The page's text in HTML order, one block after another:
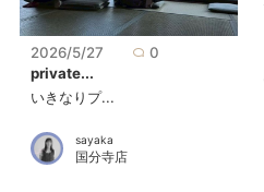
2026/5/27
0
private...
いきなりプ...
sayaka
国分寺店